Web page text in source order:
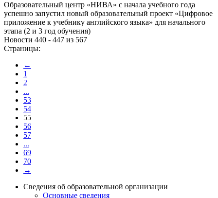
Образовательный центр «НИВА» с начала учебного года
успешно запустил новый образовательный проект «Цифровое
приложение к учебнику английского языка» для начального
этапа (2 и 3 год обучения)
Новости 440 - 447 из 567
Страницы:
←
1
2
...
53
54
55
56
57
...
69
70
→
Сведения об образовательной организации
Основные сведения